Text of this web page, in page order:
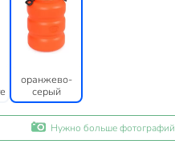
оранжево-
серый
Нужно больше фотографий